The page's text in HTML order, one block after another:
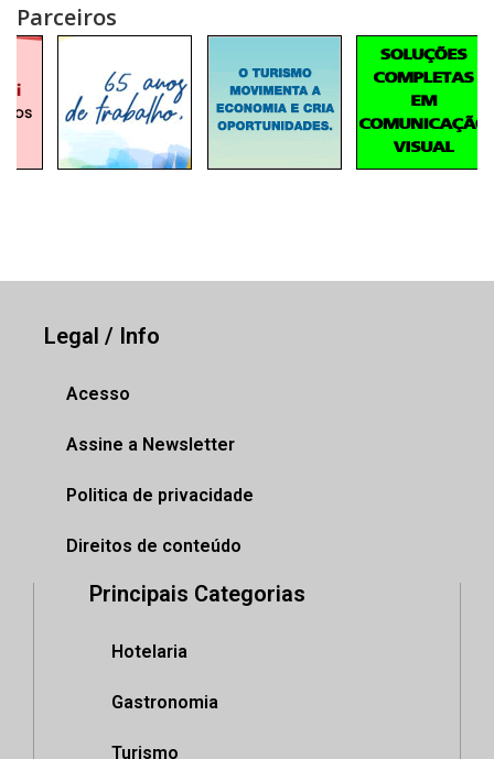
Parceiros
Legal / Info
Acesso
Assine a Newsletter
Politica de privacidade
Direitos de conteúdo
Principais Categorias
Hotelaria
Gastronomia
Turismo